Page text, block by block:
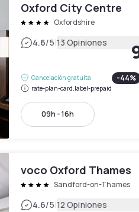
Oxford City Centre
Oxfordshire
4.6/5|13 Opiniones
Cancelación gratuita
rate-plan-card.label-prepaid
-44%
09h - 16h
voco Oxford Thames
Sandford-on-Thames
4.6/5|12 Opiniones